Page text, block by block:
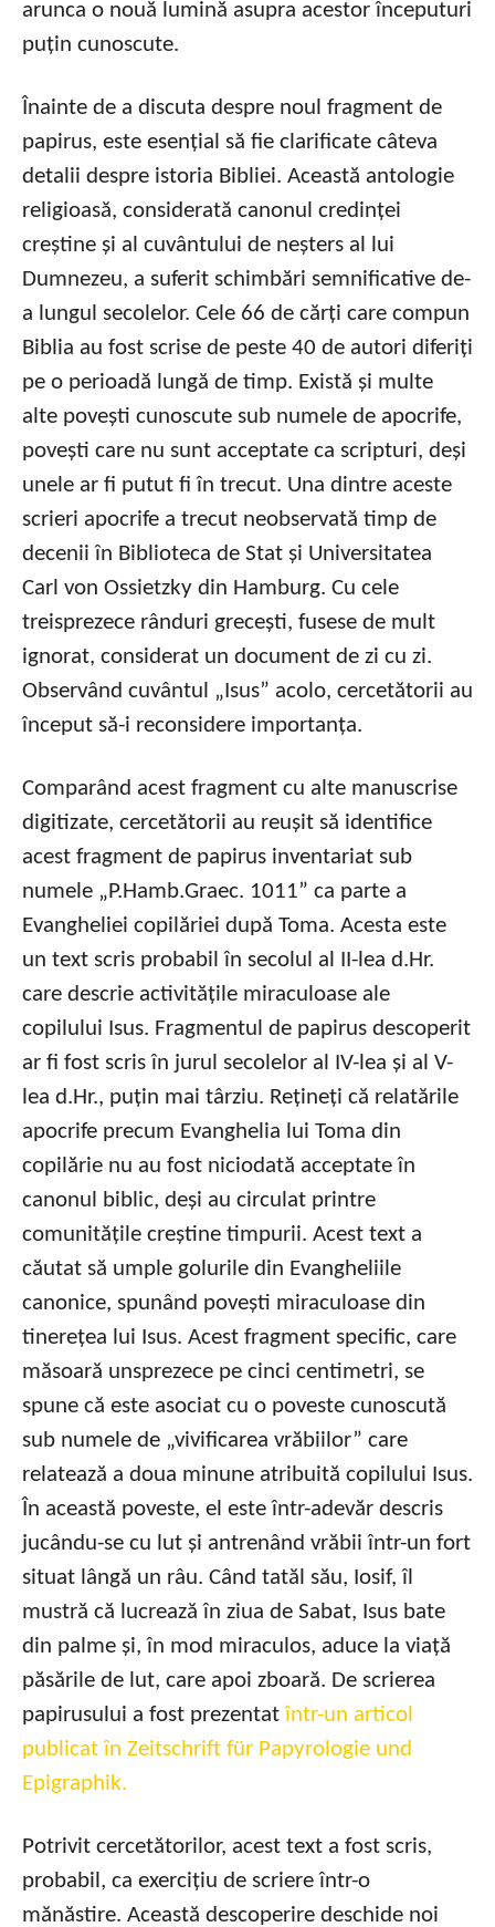
arunca o nouă lumină asupra acestor începuturi
puțin cunoscute.
Înainte de a discuta despre noul fragment de
papirus, este esențial să fie clarificate câteva
detalii despre istoria Bibliei. Această antologie
religioasă, considerată canonul credinței
creștine și al cuvântului de neșters al lui
Dumnezeu, a suferit schimbări semnificative de-
a lungul secolelor. Cele 66 de cărți care compun
Biblia au fost scrise de peste 40 de autori diferiți
pe o perioadă lungă de timp. Există și multe
alte povești cunoscute sub numele de apocrife,
povești care nu sunt acceptate ca scripturi, deși
unele ar fi putut fi în trecut. Una dintre aceste
scrieri apocrife a trecut neobservată timp de
decenii în Biblioteca de Stat și Universitatea
Carl von Ossietzky din Hamburg. Cu cele
treisprezece rânduri grecești, fusese de mult
ignorat, considerat un document de zi cu zi.
Observând cuvântul „Isus” acolo, cercetătorii au
început să-i reconsidere importanța.
Comparând acest fragment cu alte manuscrise
digitizate, cercetătorii au reușit să identifice
acest fragment de papirus inventariat sub
numele „P.Hamb.Graec. 1011” ca parte a
Evangheliei copilăriei după Toma. Acesta este
un text scris probabil în secolul al II-lea d.Hr.
care descrie activitățile miraculoase ale
copilului Isus. Fragmentul de papirus descoperit
ar fi fost scris în jurul secolelor al IV-lea și al V-
lea d.Hr., puțin mai târziu. Rețineți că relatările
apocrife precum Evanghelia lui Toma din
copilărie nu au fost niciodată acceptate în
canonul biblic, deși au circulat printre
comunitățile creștine timpurii. Acest text a
căutat să umple golurile din Evangheliile
canonice, spunând povești miraculoase din
tinerețea lui Isus. Acest fragment specific, care
măsoară unsprezece pe cinci centimetri, se
spune că este asociat cu o poveste cunoscută
sub numele de „vivificarea vrăbiilor” care
relatează a doua minune atribuită copilului Isus.
În această poveste, el este într-adevăr descris
jucându-se cu lut și antrenând vrăbii într-un fort
situat lângă un râu. Când tatăl său, Iosif, îl
mustră că lucrează în ziua de Sabat, Isus bate
din palme și, în mod miraculos, aduce la viață
păsările de lut, care apoi zboară. De scrierea
papirusului a fost prezentatîntr-un articol
publicat în Zeitschrift für Papyrologie und
Epigraphik.
Potrivit cercetătorilor, acest text a fost scris,
probabil, ca exercițiu de scriere într-o
mănăstire. Această descoperire deschide noi